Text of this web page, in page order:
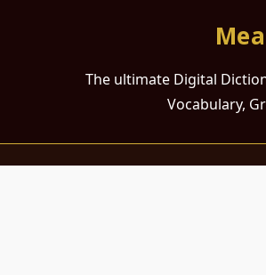
The ultimate Digital
Vocabulary,